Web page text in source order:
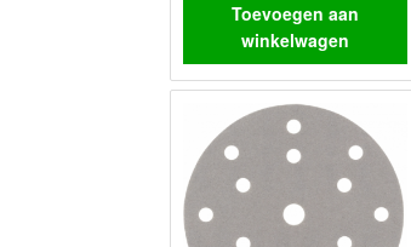
Toevoegen aan
winkelwagen